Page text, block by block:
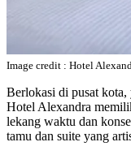
Image credit : Hotel
Berlokasi di pusat
Hotel Alexandra
lekang waktu dan
tamu dan suite yang